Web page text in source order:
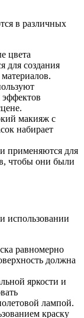
в различных
цвета
для создания
эффектов
макияж с
набирает
применяются для
чтобы они были
использовании
равномерно
должна
яркости и
лампой.
краску